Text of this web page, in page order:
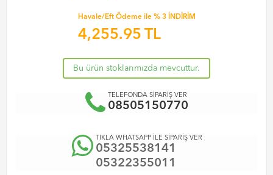
Havale/Eft Ödeme ile % 3 İNDİRİM
4,255.95 TL
Bu ürün stoklarımızda mevcuttur.
TELEFONDA SİPARİŞ VER
08505150770
TIKLA WHATSAPP İLE SİPARİŞ VER
05325538141
05322355011